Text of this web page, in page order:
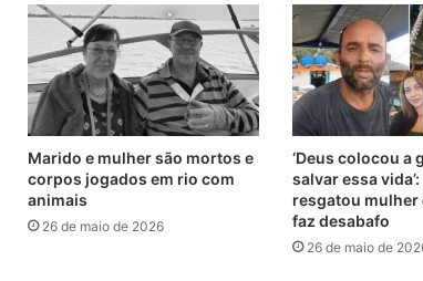
Marido e mulher são mortos e
corpos jogados em rio com
animais
26 de maio de 2026
‘Deus colocou a
salvar essa
resgatou mulher
faz desabafo
26 de maio de